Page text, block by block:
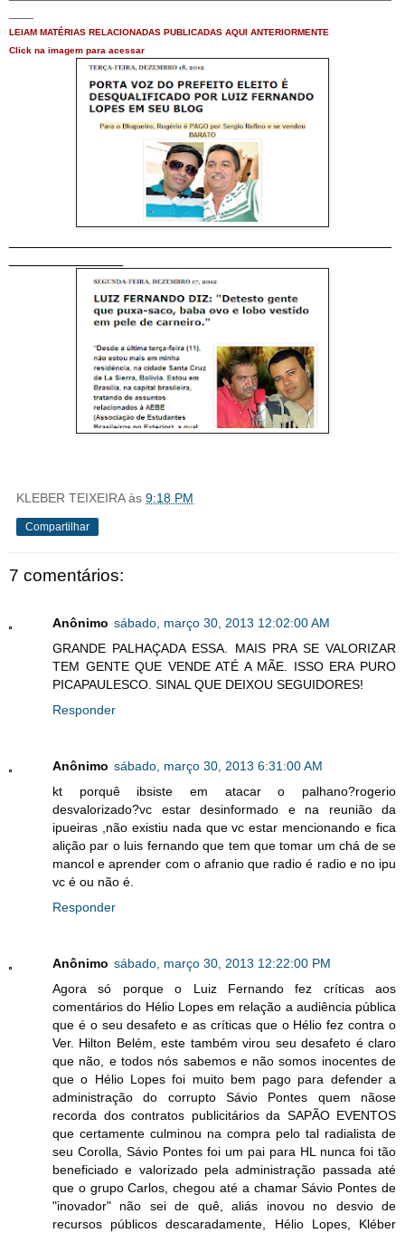
LEIAM MATÉRIAS RELACIONADAS PUBLICADAS AQUI ANTERIORMENTE
Click na imagem para acessar
KLEBER TEIXEIRA às 9:18 PM
Compartilhar
7 comentários:
Anônimo sábado, março 30, 2013 12:02:00 AM
GRANDE PALHAÇADA ESSA. MAIS PRA SE VALORIZAR
TEM GENTE QUE VENDE ATÉ A MÃE. ISSO ERA PURO
PICAPAULESCO. SINAL QUE DEIXOU SEGUIDORES!
Responder
Anônimo sábado, março 30, 2013 6:31:00 AM
kt porquê ibsiste em atacar o palhano?rogerio
desvalorizado?vc estar desinformado e na reunião da
ipueiras ,não existiu nada que vc estar mencionando e fica
alição par o luis fernando que tem que tomar um chá de se
mancol e aprender com o afranio que radio é radio e no ipu
vc é ou não é.
Responder
Anônimo sábado, março 30, 2013 12:22:00 PM
Agora só porque o Luiz Fernando fez críticas aos
comentários do Hélio Lopes em relação a audiência pública
que é o seu desafeto e as críticas que o Hélio fez contra o
Ver. Hilton Belém, este também virou seu desafeto é claro
que não, e todos nós sabemos e não somos inocentes de
que o Hélio Lopes foi muito bem pago para defender a
administração do corrupto Sávio Pontes quem nãose
recorda dos contratos publicitários da SAPÃO EVENTOS
que certamente culminou na compra pelo tal radialista de
seu Corolla, Sávio Pontes foi um pai para HL nunca foi tão
beneficiado e valorizado pela administração passada até
que o grupo Carlos, chegou até a chamar Sávio Pontes de
"inovador" não sei de quê, aliás inovou no desvio de
recursos públicos descaradamente, Hélio Lopes, Kléber